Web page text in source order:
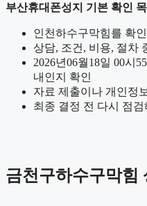
부산휴대폰성지 기본 확인
인천하수구막힘를 확
상담, 조건, 비용, 절차
2026년06월18일 00시
내인지 확인
자료 제출이나 개인정
최종 결정 전 다시 점검
금천구하수구막힘